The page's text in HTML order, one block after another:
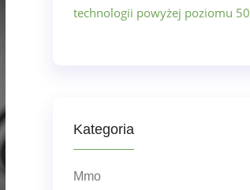
technologii powyżej poziomu 50
Kategoria
Mmo